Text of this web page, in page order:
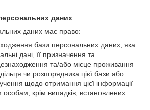
даних
даних має право:
бази персональних даних, яка
дані, її призначення та
та/або місце проживання
чи розпорядника цієї бази або
щодо отримання цієї інформації
крім випадків, встановлених